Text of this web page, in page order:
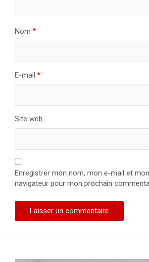
Nom *
E-mail *
Site web
Enregistrer mon nom, mon e-mail et
navigateur pour mon prochain